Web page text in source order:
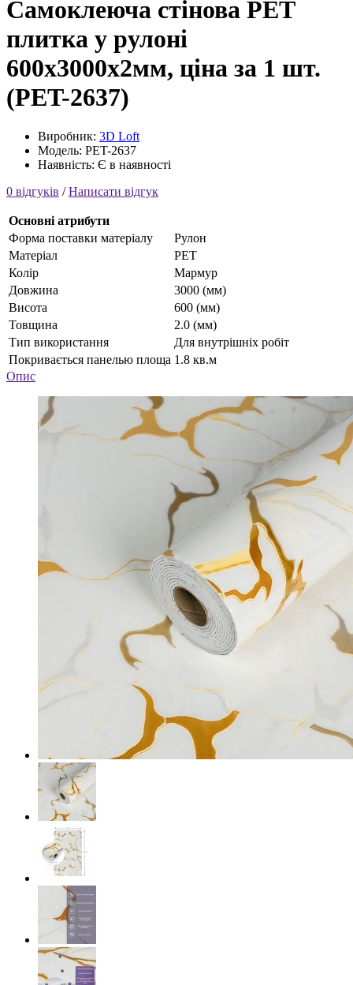
Самоклеюча стінова PET
плитка у рулоні
600х3000х2мм, ціна за 1 шт.
(PET-2637)
Виробник: 3D Loft
Модель: PET-2637
Наявність: Є в наявності
0 відгуків /Написати відгук
Основні атрибути
Форма поставки матеріалу
Рулон
Матеріал
PET
Колір
Мармур
Довжина
3000 (мм)
Висота
600 (мм)
Товщина
2.0 (мм)
Тип використання
Для внутрішніх робіт
Покривається панелью площа 1.8 кв.м
Опис